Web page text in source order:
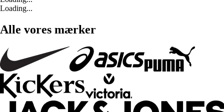
Loading...
Alle vores mærker